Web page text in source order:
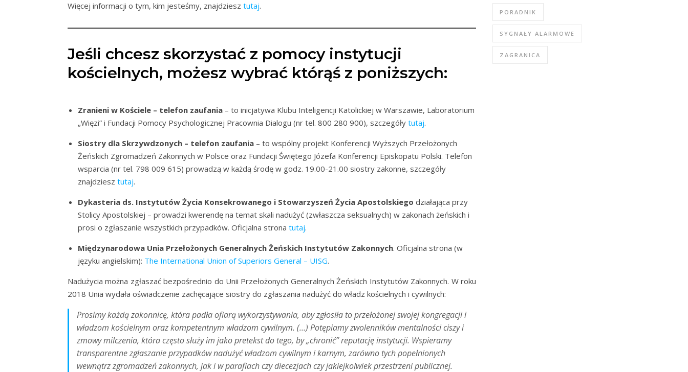
Więcej informacji o tym, kim jesteśmy, znajdziesz tutaj.
Jeśli chcesz skorzystać z pomocy instytucji
kościelnych, możesz wybrać którąś z poniższych:
Zranieni w Kościele – telefon zaufania – to inicjatywa Klubu Inteligencji Katolickiej w Warszawie, Laboratorium
„Więzi” i Fundacji Pomocy Psychologicznej Pracownia Dialogu (nr tel. 800 280 900), szczegóły tutaj.
Siostry dla Skrzywdzonych – telefon zaufania – to wspólny projekt Konferencji Wyższych Przełożonych
Żeńskich Zgromadzeń Zakonnych w Polsce oraz Fundacji Świętego Józefa Konferencji Episkopatu Polski. Telefon
wsparcia (nr tel. 798 009 615) prowadzą w każdą środę w godz. 19.00-21.00 siostry zakonne, szczegóły
znajdziesz tutaj.
Dykasteria ds. Instytutów Życia Konsekrowanego i Stowarzyszeń Życia Apostolskiego działająca przy
Stolicy Apostolskiej – prowadzi kwerendę na temat skali nadużyć (zwłaszcza seksualnych) w zakonach żeńskich i
prosi o zgłaszanie wszystkich przypadków. Oficjalna strona tutaj.
Międzynarodowa Unia Przełożonych Generalnych Żeńskich Instytutów Zakonnych. Oficjalna strona (w
języku angielskim): The International Union of Superiors General – UISG.
Nadużycia można zgłaszać bezpośrednio do Unii Przełożonych Generalnych Żeńskich Instytutów Zakonnych. W roku
2018 Unia wydała oświadczenie zachęcające siostry do zgłaszania nadużyć do władz kościelnych i cywilnych:
Prosimy każdą zakonnicę, która padła ofiarą wykorzystywania, aby zgłosiła to przełożonej swojej kongregacji i
władzom kościelnym oraz kompetentnym władzom cywilnym. (…) Potępiamy zwolenników mentalności ciszy i
zmowy milczenia, która często służy im jako pretekst do tego, by „chronić” reputację instytucji. Wspieramy
transparentne zgłaszanie przypadków nadużyć władzom cywilnym i karnym, zarówno tych popełnionych
wewnątrz zgromadzeń zakonnych, jak i w parafiach czy diecezjach czy jakiejkolwiek przestrzeni publicznej.
PORADNIK
SYGNAŁY ALARMOWE
ZAGRANICA